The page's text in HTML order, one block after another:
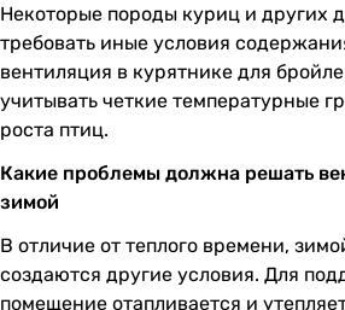
Некоторые породы куриц и других
требовать иные условия
вентиляция в курятнике для
учитывать четкие температурные
роста птиц.
Какие проблемы должна решать
зимой
В отличие от теплого времени,
создаются другие условия. Для
помещение отапливается и